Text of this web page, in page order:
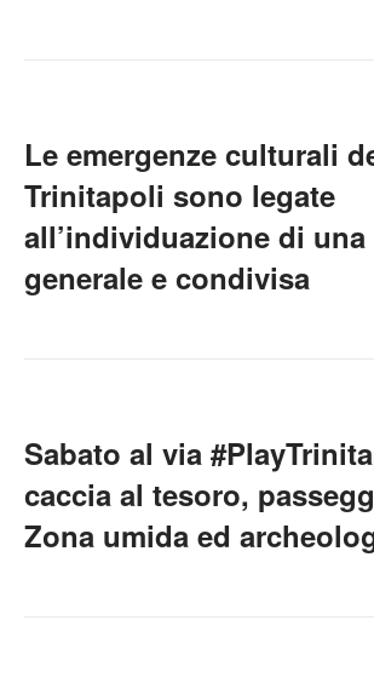
Le emergenze culturali
Trinitapoli sono legate
all’individuazione di
generale e condivisa
Sabato al via
caccia al tesoro,
Zona umida ed